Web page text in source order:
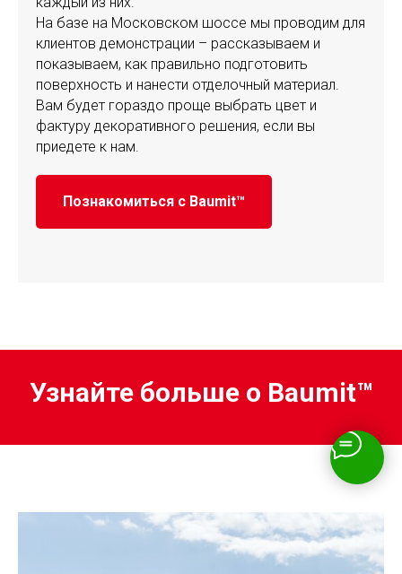
На базе на Московском шоссе мы проводим для
клиентов демонстрации – рассказываем и
показываем, как правильно подготовить
поверхность и нанести отделочный материал.
Вам будет гораздо проще выбрать цвет и
фактуру декоративного решения, если вы
приедете к нам.
Познакомиться с Baumit™
Узнайте больше о Baumit™